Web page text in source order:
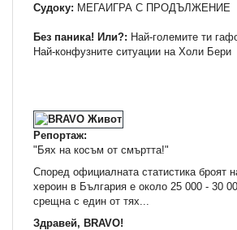
Судоку: МЕГАИГРА С ПРОДЪЛЖЕНИЕ
Без паника! Или?: Най-големите ти
Най-конфузните ситуации на Холи Бери
Репортаж:
"Бях на косъм от смъртта!"
Според официалната статистика броят
хероин в България е около 25 000 - 30
срещна с един от тях...
Здравей, BRAVO!